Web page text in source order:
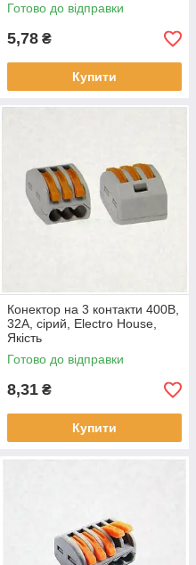
Готово до відправки
5,78 ₴
Купити
Конектор на 3 контакти 400В,
32A, сірий, Electro House,
Якість
Готово до відправки
8,31 ₴
Купити